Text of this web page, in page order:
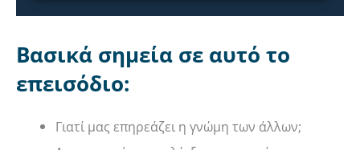
Βασικά σημεία σε αυτό το
επεισόδιο:
Γιατί μας επηρεάζει η γνώμη των άλλων;